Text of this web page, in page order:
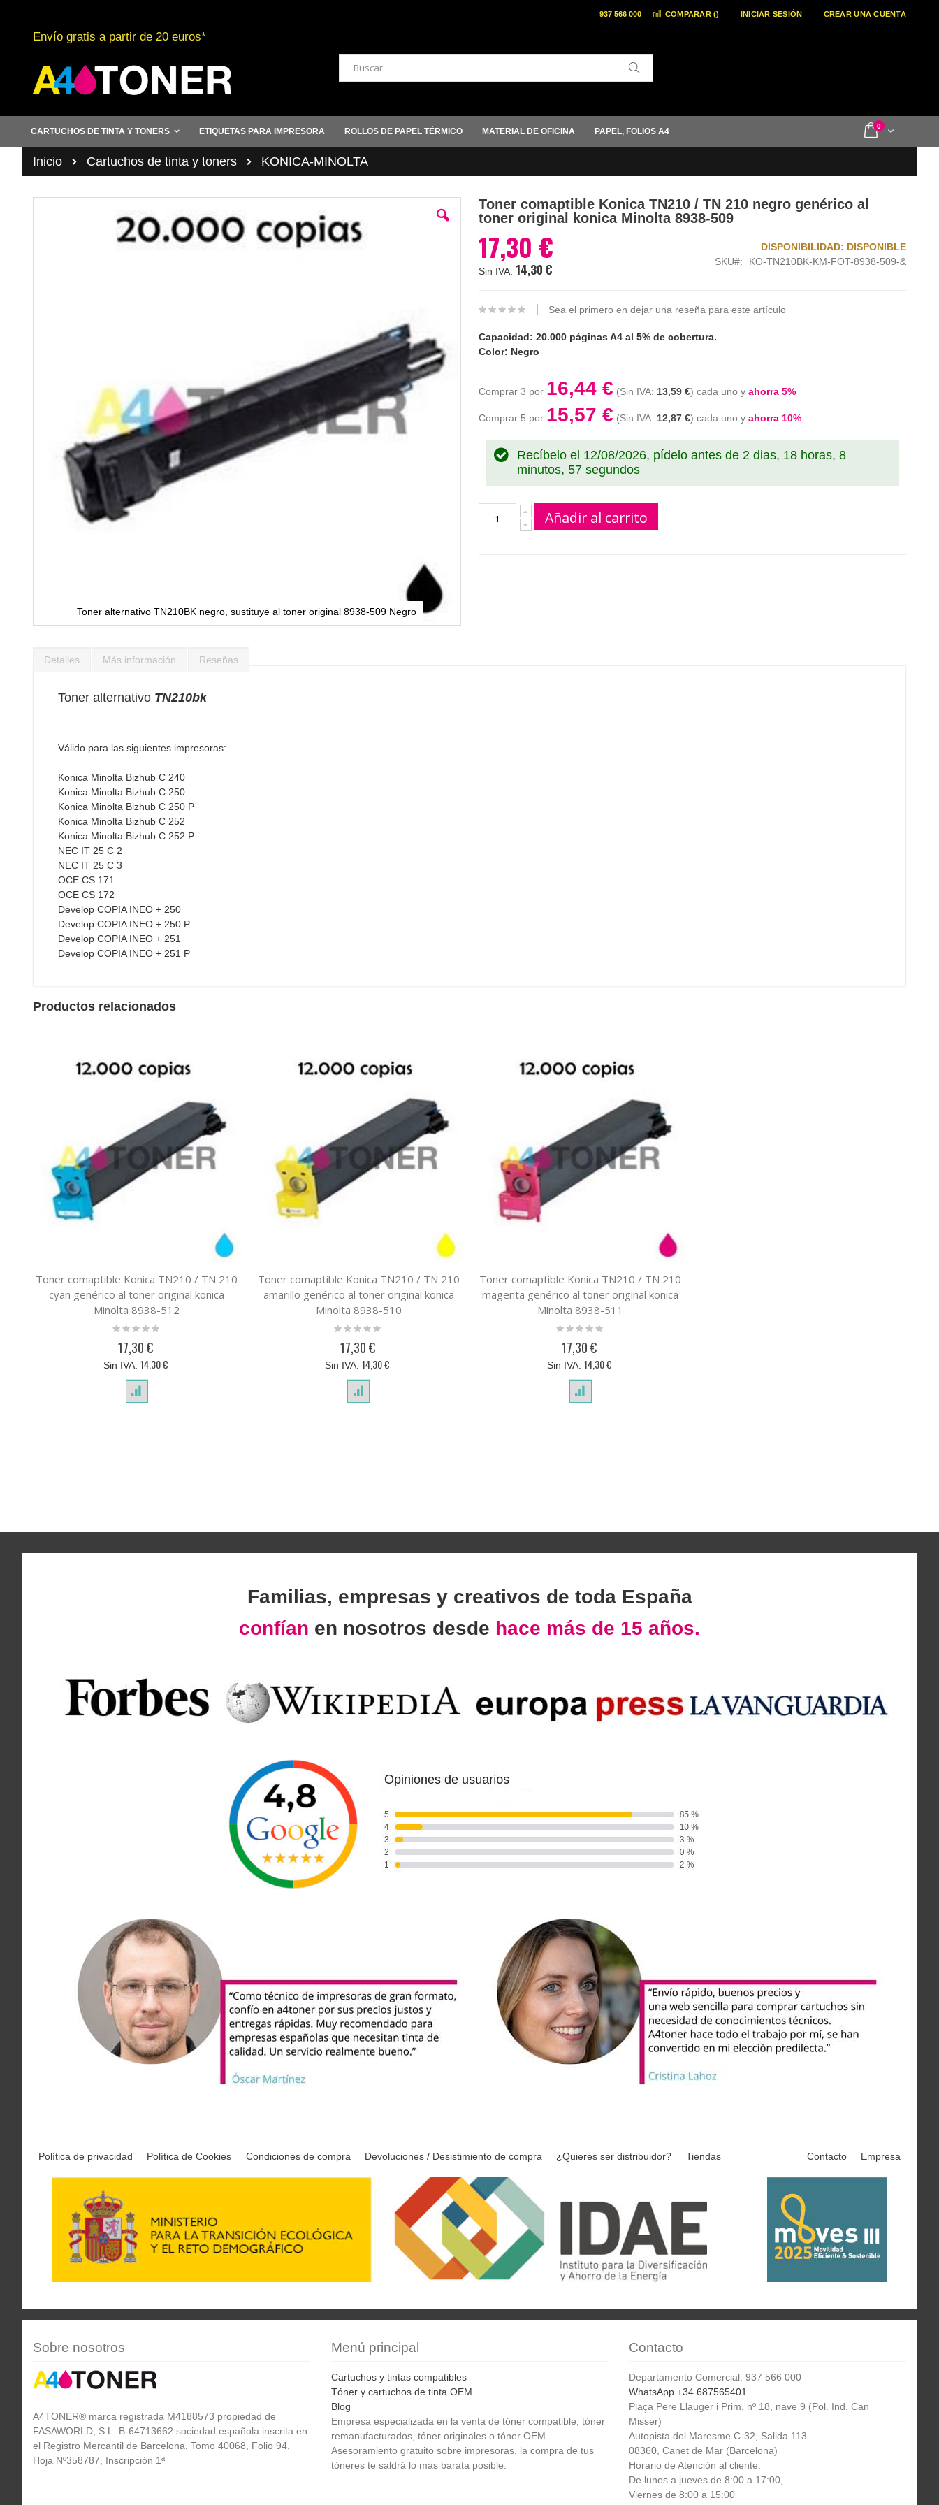
al
contenido
COMPARAR () INICIAR SESIÓN CREAR UNA CUENTA
937 566 000
Envío gratis a partir de 20 euros*
Buscar
Cart
0items
CARTUCHOS DE TINTA Y TONERS ETIQUETAS PARA IMPRESORA ROLLOS DE PAPEL TÉRMICO MATERIAL DE OFICINA PAPEL, FOLIOS A4
Inicio Cartuchos de tinta y toners KONICA-MINOLTA
Toner alternativo TN210BK negro, sustituye al toner original 8938-509 Negro
comienzo
Toner comaptible Konica TN210 / TN 210 negro genérico al
toner original konica Minolta 8938-509
17,30 €
14,30 €
DISPONIBILIDAD: DISPONIBLE
SKU
KO-TN210BK-KM-FOT-8938-509-&
Sea el primero en dejar una reseña para este artículo
Capacidad: 20.000 páginas A4 al 5% de cobertura.
Color: Negro
Comprar 3 por 16,44 € 13,59 € cada uno y ahorra 5%
Comprar 5 por 15,57 € 12,87 € cada uno y ahorra 10%
Recíbelo el 12/08/2026, pídelo antes de 2 dias, 18 horas, 8
minutos, 56 segundos
Añadir al carrito
Detalles
Toner alternativo TN210bk
Válido para las siguientes impresoras:
Konica Minolta Bizhub C 240
Konica Minolta Bizhub C 250
Konica Minolta Bizhub C 250 P
Konica Minolta Bizhub C 252
Konica Minolta Bizhub C 252 P
NEC IT 25 C 2
NEC IT 25 C 3
OCE CS 171
OCE CS 172
Develop COPIA INEO + 250
Develop COPIA INEO + 250 P
Develop COPIA INEO + 251
Develop COPIA INEO + 251 P
Más información Reseñas
Productos relacionados
Toner comaptible Konica TN210 / TN 210
cyan genérico al toner original konica
Minolta 8938-512
Rating:
17,30 €
14,30 €
Toner comaptible Konica TN210 / TN 210
amarillo genérico al toner original konica
Minolta 8938-510
Rating:
17,30 €
14,30 €
Toner comaptible Konica TN210 / TN 210
magenta genérico al toner original konica
Minolta 8938-511
Rating:
17,30 €
14,30 €
Familias, empresas y creativos de toda España
confían en nosotros desde hace más de 15 años.
Política de privacidad Política de Cookies Condiciones de compra Devoluciones / Desistimiento de compra ¿Quieres ser distribuidor? Tiendas Contacto Empresa
Sobre nosotros
A4TONER® marca registrada M4188573 propiedad de
FASAWORLD, S.L. B-64713662 sociedad española inscrita en
el Registro Mercantil de Barcelona, Tomo 40068, Folio 94,
Hoja Nº358787, Inscripción 1ª
Menú principal
Cartuchos y tintas compatibles
Tóner y cartuchos de tinta OEM
Blog
Empresa especializada en la venta de tóner compatible, tóner
remanufacturados, tóner originales o tóner OEM.
Asesoramiento gratuito sobre impresoras, la compra de tus
tóneres te saldrá lo más barata posible.
Contacto
Departamento Comercial: 937 566 000
WhatsApp +34 687565401
Plaça Pere Llauger i Prim, nº 18, nave 9 (Pol. Ind. Can
Misser)
Autopista del Maresme C-32, Salida 113
08360, Canet de Mar (Barcelona)
Horario de Atención al cliente:
De lunes a jueves de 8:00 a 17:00,
Viernes de 8:00 a 15:00